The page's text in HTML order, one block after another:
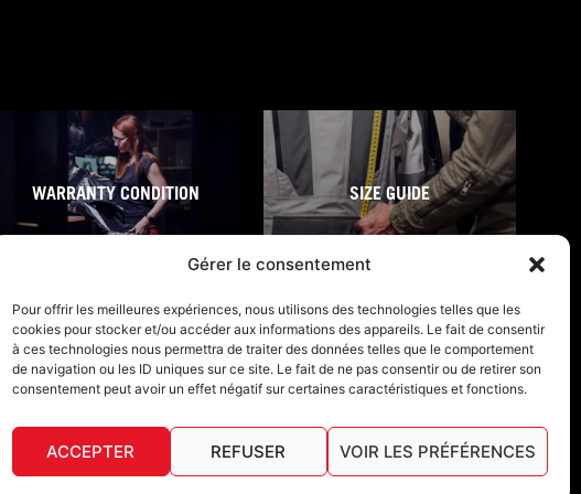
Gérer le consentement
Pour offrir les meilleures expériences, nous utilisons des technologies telles que les
cookies pour stocker et/ou accéder aux informations des appareils. Le fait de consentir
à ces technologies nous permettra de traiter des données telles que le comportement
de navigation ou les ID uniques sur ce site. Le fait de ne pas consentir ou de retirer son
consentement peut avoir un effet négatif sur certaines caractéristiques et fonctions.
ACCEPTER REFUSER VOIR LES PRÉFÉRENCES
WARRANTY CONDITION SIZE GUIDE
English